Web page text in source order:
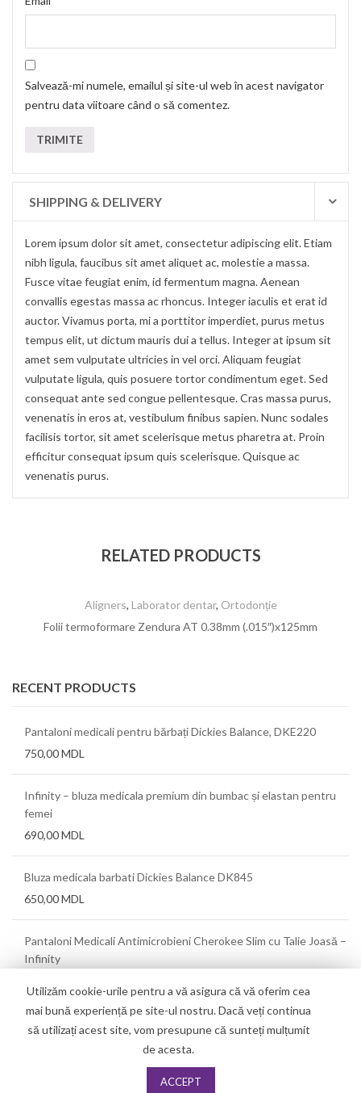
Salvează-mi numele, emailul și site-ul web în acest navigator
pentru data viitoare când o să comentez.
SHIPPING & DELIVERY
Lorem ipsum dolor sit amet, consectetur adipiscing elit. Etiam
nibh ligula, faucibus sit amet aliquet ac, molestie a massa.
Fusce vitae feugiat enim, id fermentum magna. Aenean
convallis egestas massa ac rhoncus. Integer iaculis et erat id
auctor. Vivamus porta, mi a porttitor imperdiet, purus metus
tempus elit, ut dictum mauris dui a tellus. Integer at ipsum sit
amet sem vulputate ultricies in vel orci. Aliquam feugiat
vulputate ligula, quis posuere tortor condimentum eget. Sed
consequat ante sed congue pellentesque. Cras massa purus,
venenatis in eros at, vestibulum finibus sapien. Nunc sodales
facilisis tortor, sit amet scelerisque metus pharetra at. Proin
efficitur consequat ipsum quis scelerisque. Quisque ac
venenatis purus.
RELATED PRODUCTS
Aligners, Laborator dentar, Ortodonție
Folii termoformare Zendura AT 0.38mm (.015″)x125mm
RECENT PRODUCTS
Pantaloni medicali pentru bărbați Dickies Balance, DKE220
750,00MDL
Infinity – bluza medicala premium din bumbac și elastan pentru
femei
690,00MDL
Bluza medicala barbati Dickies Balance DK845
650,00MDL
Pantaloni Medicali Antimicrobieni Cherokee Slim cu Talie Joasă –
Infinity
Techno Dent
Utilizăm cookie-urile pentru a vă asigura că vă oferim cea
mai bună experiență pe site-ul nostru. Dacă veți continua
să utilizați acest site, vom presupune că sunteți mulțumit
de acesta.
ACCEPT